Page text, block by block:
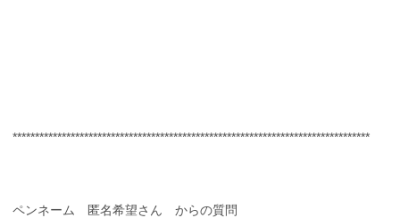
********************************************************************************
ペンネーム 匿名希望さん からの質問